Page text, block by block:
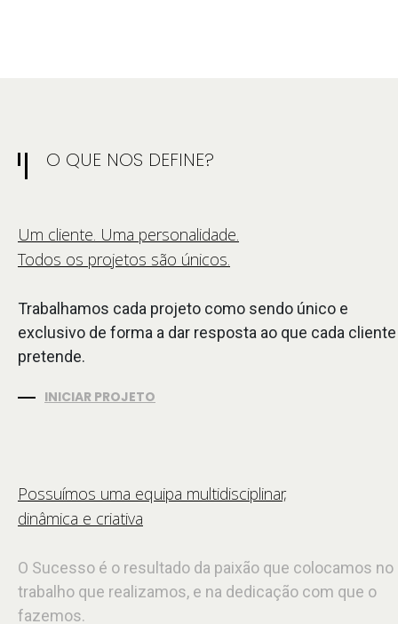
O QUE NOS DEFINE?
Um cliente. Uma personalidade.
Todos os projetos são únicos.
Trabalhamos cada projeto como sendo único e
exclusivo de forma a dar resposta ao que cada cliente
pretende.
INICIAR PROJETO
Possuímos uma equipa multidisciplinar,
dinâmica e criativa
O Sucesso é o resultado da paixão que colocamos no
trabalho que realizamos, e na dedicação com que o
fazemos.